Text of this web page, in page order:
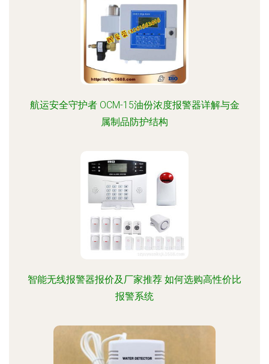
航运安全守护者 OCM-15油份浓度报警器详解与金
属制品防护结构
智能无线报警器报价及厂家推荐 如何选购高性价比
报警系统